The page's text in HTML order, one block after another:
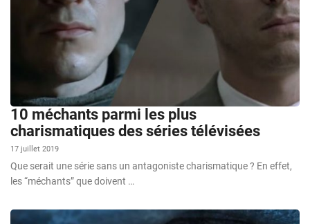
10 méchants parmi les plus
charismatiques des séries télévisées
17 juillet 2019
Que serait une série sans un antagoniste charismatique ? En effet,
les “méchants” que doivent …